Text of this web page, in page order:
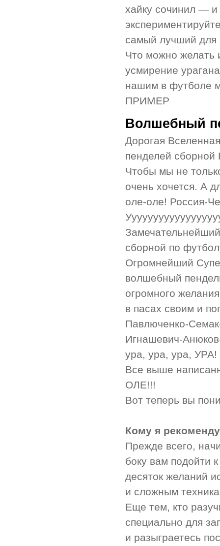
хайку сочинил —
самый лучший для
Что можно желать
усмирение
нашим в футболе
ПРИМЕР
Волшебный
Дорогая
пенделей
Чтобы мы не
очень хочется. А
оле-оле! Россия-
сборной по
Огромнейший
волшебный
огромного
в пасах своим и
Павлюченко-
Игнашевич-
ура, ура, ура,
Все выше
ОЛЕ!!!
Вот теперь вы
Кому я
Прежде всего,
боку вам подойти
десяток желаний
и сложным
Еще тем, кто
специально для
и разыграетесь